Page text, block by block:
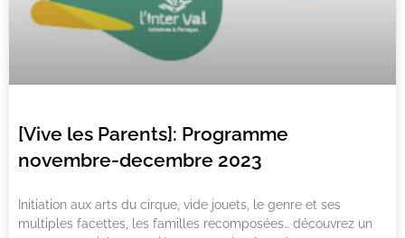
[Vive les Parents]: Programme
novembre-decembre 2023
Initiation aux arts du cirque, vide jouets, le genre et ses
multiples facettes, les familles recomposées… découvrez un